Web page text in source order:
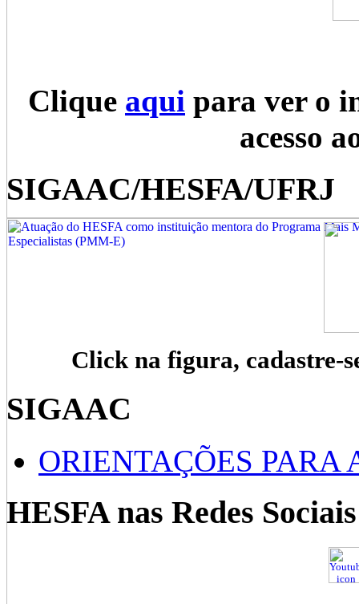
Clique aqui para ver o
acesso
SIGAAC/HESFA/UFRJ
Click na figura, cadastre-
SIGAAC
ORIENTAÇÕES PARA
HESFA nas Redes Sociais